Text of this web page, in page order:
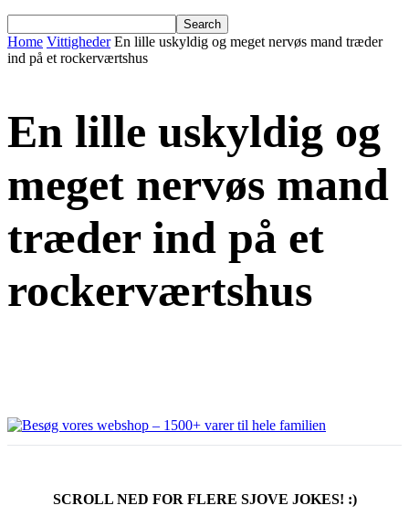
Home Vittigheder En lille uskyldig og meget nervøs mand træder
ind på et rockerværtshus
En lille uskyldig og
meget nervøs mand
træder ind på et
rockerværtshus
SCROLL NED FOR FLERE SJOVE JOKES! :)